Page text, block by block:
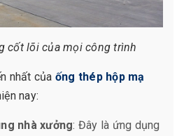
cốt lõi của mọi công trình
nhất của ống thép hộp mạ
nay:
nhà xưởng: Đây là ứng dụng